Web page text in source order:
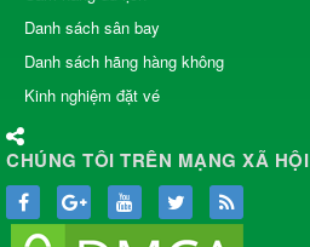
Danh sách sân bay
Danh sách hãng hàng không
Kinh nghiệm đặt vé
CHÚNG TÔI TRÊN MẠNG XÃ HỘI